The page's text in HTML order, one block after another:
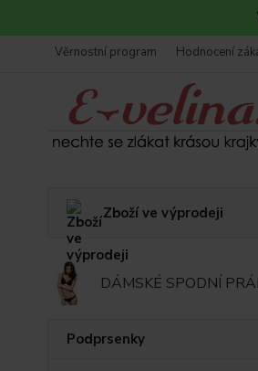
Věrnostní program Hodnocení
Zboží ve výprodeji
DÁMSKÉ SPODNÍ
Podprsenky